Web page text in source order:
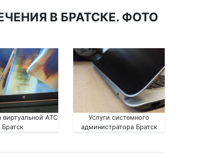
В БРАТСКЕ. ФОТО
виртуальной АТС
Братск
Услуги системного
администратора Братск